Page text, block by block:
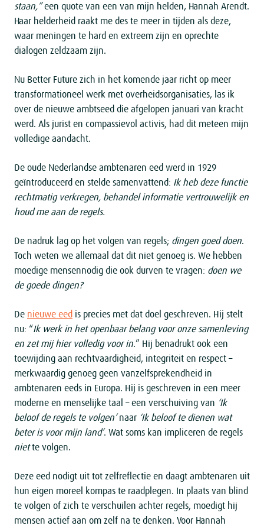
staan,”een quote van een van mijn helden, Hannah Arendt.
Haar helderheid raakt me des te meer in tijden als deze,
waar meningen te hard en extreem zijn en oprechte
dialogen zeldzaam zijn.
Nu Better Future zich in het komende jaar richt op meer
transformationeel werk met overheidsorganisaties, las ik
over de nieuwe ambtseed die afgelopen januari van kracht
werd. Als jurist en compassievol activis, had dit meteen mijn
volledige aandacht.
De oude Nederlandse ambtenaren eed werd in 1929
geïntroduceerd en stelde samenvattend: Ik heb deze functie
rechtmatig verkregen, behandelinformatie vertrouwelijk en
houdme aan de regels.
De nadruk lag op het volgen van regels; dingen goed doen.
Toch weten we allemaal dat dit niet genoeg is. We hebben
moedige mensennodig die ook durven te vragen: doen we
de goede dingen?
De nieuwe eed is precies met dat doel geschreven. Hij stelt
nu: “Ik werk in het openbaar belang voor onze samenleving
en zet mij hier volledig voor in.” Hij benadrukt ook een
toewijding aan rechtvaardigheid, integriteit en respect –
merkwaardig genoeg geen vanzelfsprekendheid in
ambtenaren eeds in Europa. Hij is geschreven in een meer
moderne en menselijke taal – een verschuiving van ‘Ik
beloof de regels te volgen’naar ‘Ik beloof te dienen wat
beter is voor mijn land’. Wat soms kan impliceren de regels
niette volgen.
Deze eed nodigt uit tot zelfreflectie en daagt ambtenaren uit
hun eigen moreel kompas te raadplegen. In plaats van blind
te volgen of zich te verschuilen achter regels, moedigt hij
mensen actief aan om zelf na te denken. Voor Hannah